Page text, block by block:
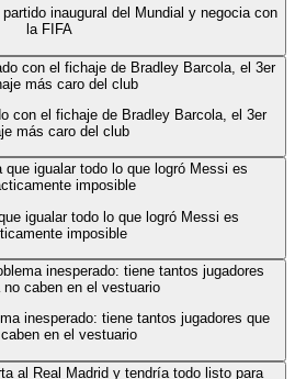
inaugural del Mundial y negocia con
la FIFA
con el fichaje de Bradley Barcola, el 3er
más caro del club
igualar todo lo que logró Messi es
imposible
inesperado: tiene tantos jugadores que
en el vestuario